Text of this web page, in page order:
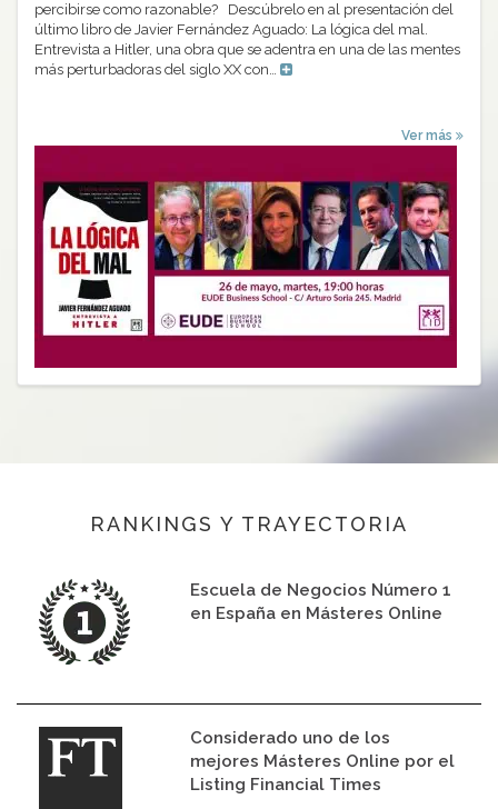
percibirse como razonable? Descúbrelo en al presentación del
último libro de Javier Fernández Aguado: La lógica del mal.
Entrevista a Hitler, una obra que se adentra en una de las mentes
más perturbadoras del siglo XX con…
Ver más
RANKINGS Y TRAYECTORIA
Escuela de Negocios Número 1
en España en Másteres Online
Considerado uno de los
mejores Másteres Online por el
Listing Financial Times